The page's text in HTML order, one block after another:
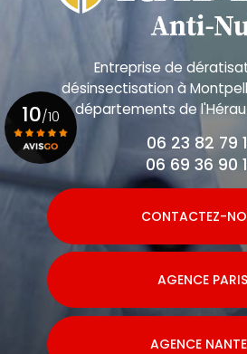
Entreprise de
désinsectisationà
départements de
06 23 82 79
06 69 36 90
CONTACTEZ-
AGENCE PARIS
AGENCE
10/10
Voir le certificat